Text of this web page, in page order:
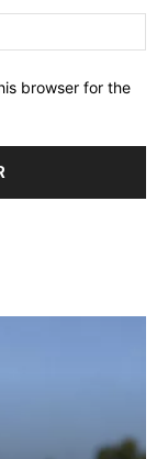
browser for the